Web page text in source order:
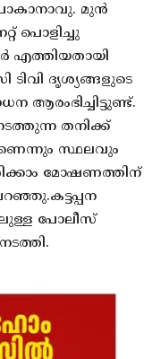
മുൻ
പൊളിച്ചു
എത്തിയതായി
ടിവി ദൃശ്യങ്ങളുടെ
ആരംഭിച്ചിട്ടുണ്ട്.
തനിക്ക്
സ്ഥലവും
മോഷണത്തിന്
പോലീസ്